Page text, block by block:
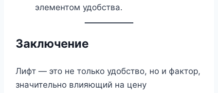
элементом удобства.
Заключение
Лифт — это не только удобство, но и фактор,
значительно влияющий на цену